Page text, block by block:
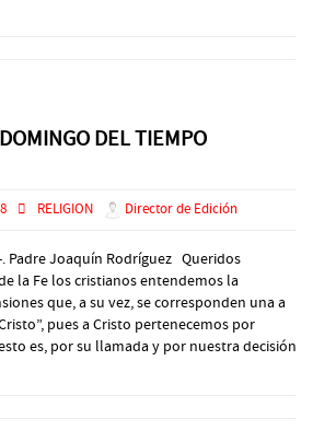
DEL TIEMPO
RELIGION Director de Edición
. Padre Joaquín Rodríguez Queridos
la Fe los cristianos entendemos la
que, a su vez, se corresponden una a
pues a Cristo pertenecemos por
es, por su llamada y por nuestra decisión